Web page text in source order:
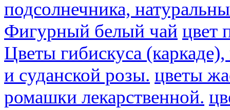
подсолнечника,
Фигурный белый чай цвет
Цветы гибискуса
и суданской розы. цветы
ромашки лекарственной.